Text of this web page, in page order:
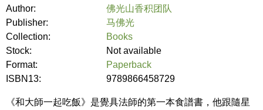
Author:
佛光山香积团队
Publisher:
马佛光
Collection:
Books
Stock:
Not available
Format:
Paperback
ISBN13:
9789866458729
《和大師一起吃飯》是覺具法師的第一本食譜書，他跟隨星